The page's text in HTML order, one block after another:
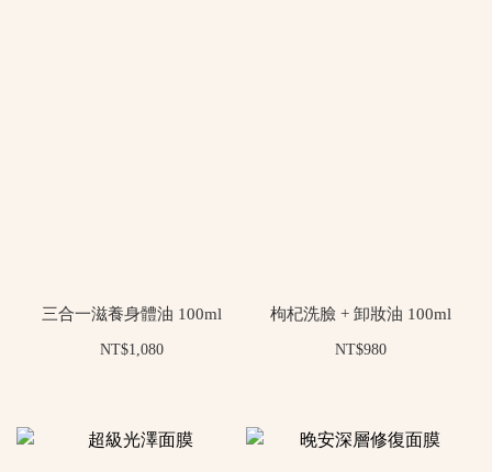
三合一滋養身體油 100ml
NT$1,080
枸杞洗臉 + 卸妝油 100ml
NT$980